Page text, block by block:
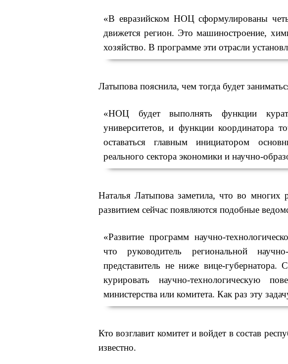
«В евразийском НОЦ сформулированы
движется регион. Это машиностроение,
хозяйство. В программе эти отрасли
Латыпова пояснила, чем тогда будет
«НОЦ будет выполнять функции
университетов, и функции координатора
оставаться главным инициатором
реального сектора экономики и научно-
Наталья Латыпова заметила, что во многих
развитием сейчас появляются подобные
«Развитие программ научно-
что руководитель региональной
представитель не ниже вице-губернатора.
курировать научно-технологическую
министерства или комитета. Как раз эту
Кто возглавит комитет и войдет в состав
известно.